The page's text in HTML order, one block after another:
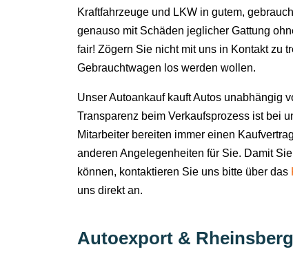
Kraftfahrzeuge und LKW in gutem,
genauso mit Schäden jeglicher Gattung
fair! Zögern Sie nicht mit uns in Kontakt zu
Gebrauchtwagen los werden wollen.
Unser Autoankauf kauft Autos unabhängig
Transparenz beim Verkaufsprozess ist bei
Mitarbeiter bereiten immer einen
anderen Angelegenheiten für Sie. Damit
können, kontaktieren Sie uns bitte über das
uns direkt an.
Autoexport &